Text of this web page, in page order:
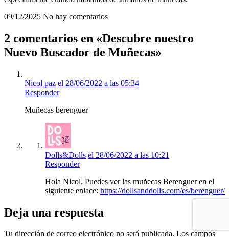
09/12/2025 No hay comentarios
2 comentarios en «Descubre nuestro
Nuevo Buscador de Muñecas»
Nicol paz el 28/06/2022 a las 05:34
Responder
Muñecas berenguer
Dolls&Dolls el 28/06/2022 a las 10:21
Responder
Hola Nicol. Puedes ver las muñecas Berenguer en el
siguiente enlace: https://dollsanddolls.com/es/berenguer/
Deja una respuesta
Tu dirección de correo electrónico no será publicada. Los campos